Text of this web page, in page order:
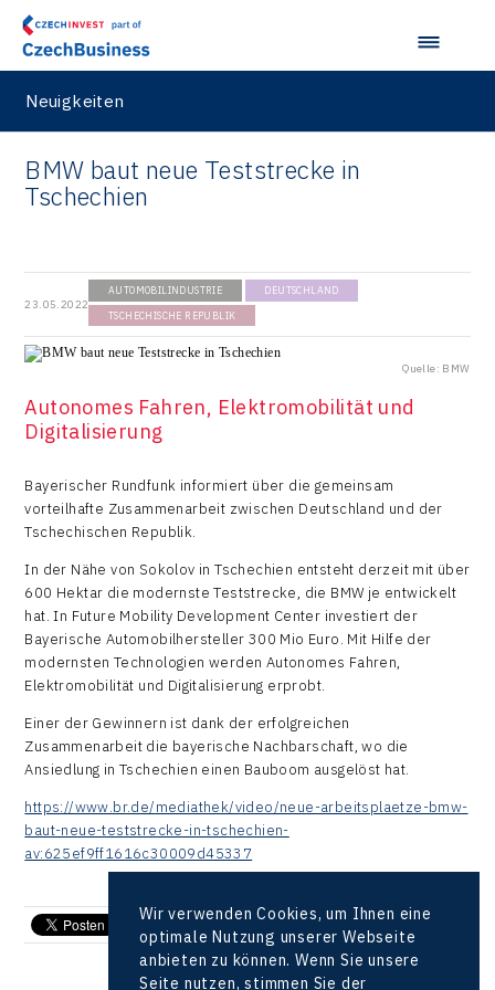
Neuigkeiten
BMW baut neue Teststrecke in
Tschechien
23.05.2022
AUTOMOBILINDUSTRIE DEUTSCHLAND
TSCHECHISCHE REPUBLIK
Quelle: BMW
Autonomes Fahren, Elektromobilität und
Digitalisierung
Bayerischer Rundfunk informiert über die gemeinsam
vorteilhafte Zusammenarbeit zwischen Deutschland und der
Tschechischen Republik.
In der Nähe von Sokolov in Tschechien entsteht derzeit mit über
600 Hektar die modernste Teststrecke, die BMW je entwickelt
hat. In Future Mobility Development Center investiert der
Bayerische Automobilhersteller 300 Mio Euro. Mit Hilfe der
modernsten Technologien werden Autonomes Fahren,
Elektromobilität und Digitalisierung erprobt.
Einer der Gewinnern ist dank der erfolgreichen
Zusammenarbeit die bayerische Nachbarschaft, wo die
Ansiedlung in Tschechien einen Bauboom ausgelöst hat.
https://www.br.de/mediathek/video/neue-arbeitsplaetze-bmw-
baut-neue-teststrecke-in-tschechien-
av:625ef9ff1616c30009d45337
Wir verwenden Cookies, um Ihnen eine
optimale Nutzung unserer Webseite
anbieten zu können. Wenn Sie unsere
Seite nutzen, stimmen Sie der